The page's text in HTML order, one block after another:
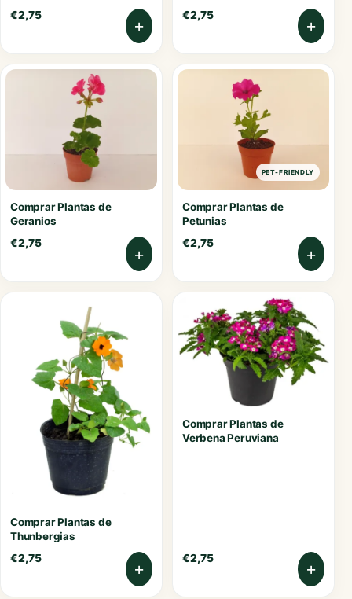
€2,75
+
€2,75
+
Comprar Plantas de
Geranios
€2,75
+
PET-FRIENDLY
Comprar Plantas de
Petunias
€2,75
+
Comprar Plantas de
Thunbergias
€2,75
+
Comprar Plantas de
Verbena Peruviana
€2,75
+